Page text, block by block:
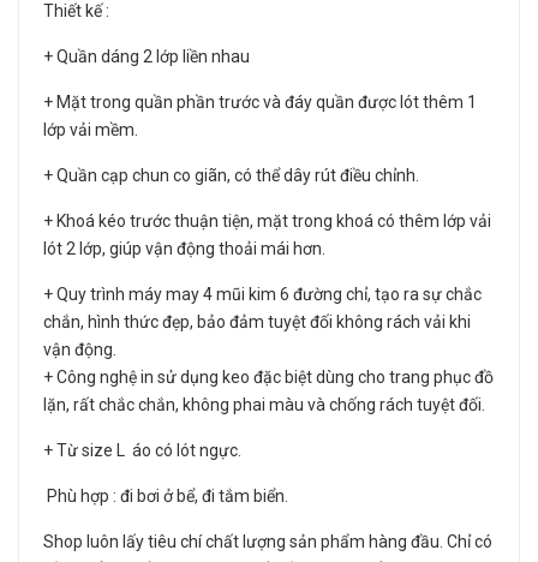
Thiết kế :
+ Quần dáng 2 lớp liền nhau
+ Mặt trong quần phần trước và đáy quần được lót thêm 1
lớp vải mềm.
+ Quần cạp chun co giãn, có thể dây rút điều chỉnh.
+ Khoá kéo trước thuận tiện, mặt trong khoá có thêm lớp vải
lót 2 lớp, giúp vận động thoải mái hơn.
+ Quy trình máy may 4 mũi kim 6 đường chỉ, tạo ra sự chắc
chắn, hình thức đẹp, bảo đảm tuyệt đối không rách vải khi
vận động.
+ Công nghệ in sử dụng keo đặc biệt dùng cho trang phục đồ
lặn, rất chắc chắn, không phai màu và chống rách tuyệt đối.
+ Từ size L áo có lót ngực.
Phù hợp : đi bơi ở bể, đi tắm biển.
Shop luôn lấy tiêu chí chất lượng sản phẩm hàng đầu. Chỉ có